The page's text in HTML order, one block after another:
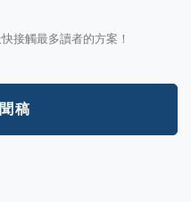
接觸最多讀者的方案！
稿